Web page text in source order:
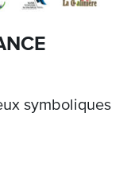
symboliques